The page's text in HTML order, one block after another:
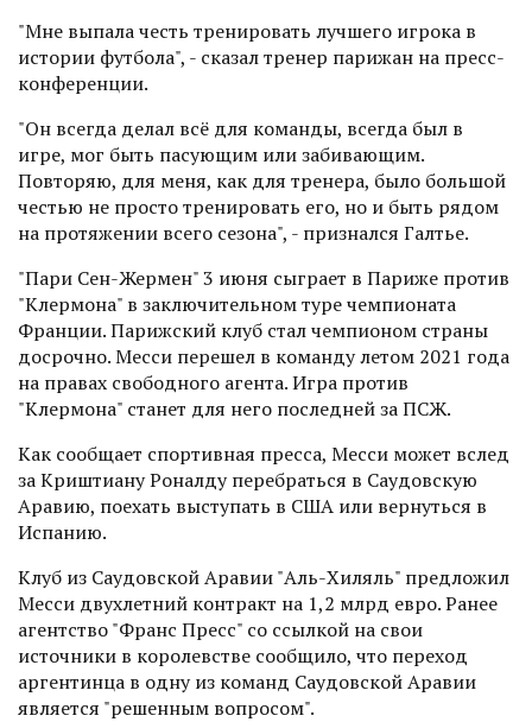
"Мне выпала честь тренировать лучшего игрока в
истории футбола", - сказал тренер парижан на пресс-
конференции.
"Он всегда делал всё для команды, всегда был в
игре, мог быть пасующим или забивающим.
Повторяю, для меня, как для тренера, было большой
честью не просто тренировать его, но и быть рядом
на протяжении всего сезона", - признался Галтье.
"Пари Сен-Жермен" 3 июня сыграет в Париже против
"Клермона" в заключительном туре чемпионата
Франции. Парижский клуб стал чемпионом страны
досрочно. Месси перешел в команду летом 2021 года
на правах свободного агента. Игра против
"Клермона" станет для него последней за ПСЖ.
Как сообщает спортивная пресса, Месси может вслед
за Криштиану Роналду перебраться в Саудовскую
Аравию, поехать выступать в США или вернуться в
Испанию.
Клуб из Саудовской Аравии "Аль-Хиляль" предложил
Месси двухлетний контракт на 1,2 млрд евро. Ранее
агентство "Франс Пресс" со ссылкой на свои
источники в королевстве сообщило, что переход
аргентинца в одну из команд Саудовской Аравии
является "решенным вопросом".